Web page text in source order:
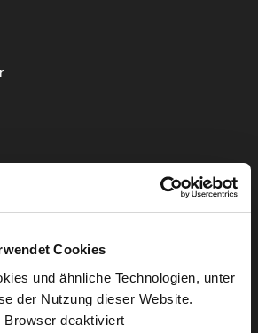
Cookies
und ähnliche Technologien, unter
der Nutzung dieser Website.
deaktiviert